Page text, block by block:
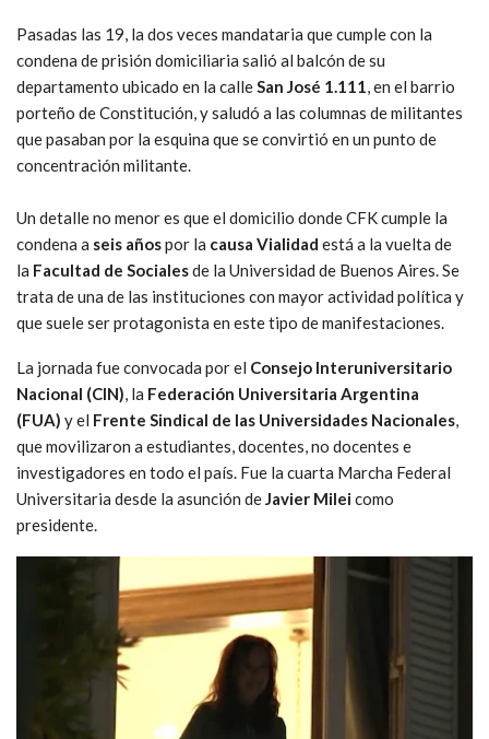
Pasadas las 19, la dos veces mandataria que cumple con la
condena de prisión domiciliaria salió al balcón de su
departamento ubicado en la calleSan José 1.111, en el barrio
porteño de Constitución, y saludó a las columnas de militantes
que pasaban por la esquina que se convirtió en un punto de
concentración militante.
Un detalle no menor es que el domicilio donde CFK cumple la
condena a seis añospor la causa Vialidad está a la vuelta de
la Facultad de Socialesde la Universidad de Buenos Aires. Se
trata de una de las instituciones con mayor actividad política y
que suele ser protagonista en este tipo de manifestaciones.
La jornada fue convocada por el Consejo Interuniversitario
Nacional (CIN), la Federación Universitaria Argentina
(FUA) y el Frente Sindical de las Universidades Nacionales,
que movilizaron a estudiantes, docentes, no docentes e
investigadores en todo el país. Fue la cuarta Marcha Federal
Universitaria desde la asunción deJavier Mileicomo
presidente.